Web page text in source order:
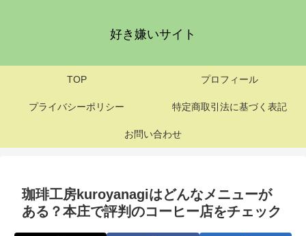
好き嫌いサイト
TOP プロフィール
プライバシーポリシー 特定商取引法に基づく表記
お問い合わせ
珈琲工房kuroyanagiはどんなメニューが
ある？本庄で評判のコーヒー店をチェック